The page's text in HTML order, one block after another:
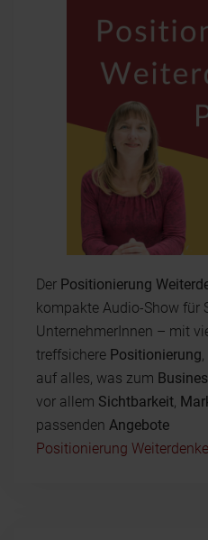
Der Positionierung
kompakte Audio-Show für
UnternehmerInnen – mit
treffsichere Positionierung
auf alles, was zum
vor allem Sichtbarkeit
passenden Angebote
Positionierung